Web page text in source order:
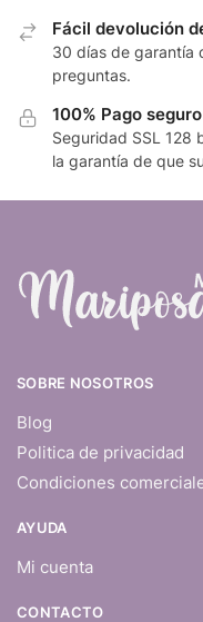
Fácil devolución
30 días de garantía
preguntas.
100% Pago seguro
Seguridad SSL 128
la garantía de que
SOBRE NOSOTROS
Blog
Politica de privacidad
Condiciones
AYUDA
Mi cuenta
CONTACTO